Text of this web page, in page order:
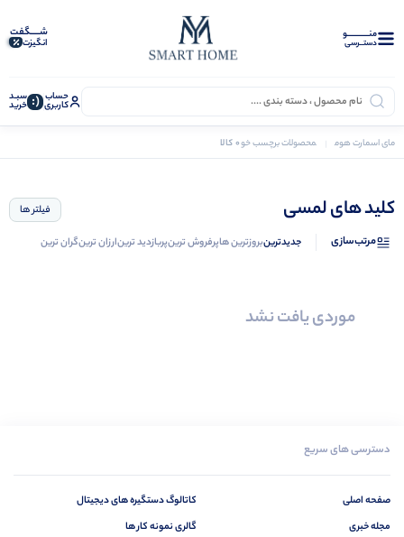
منــــــــــــو
دستــرسی
شـــــگفت
انگیزت
حساب
کاربری (: سبـد
خرید
مای اسمارت هوم محصولات برچسب خورده “کلید های لمسی”
0 کالا
کلید های لمسی فیلتر ها
مرتب‌سازی جدیدترینبروزترین هاپرفروش ترینپربازدید ترینارزان ترینگران ترین
موردی یافت نشد
دسترسی های سریع
صفحه اصلی
مجله خبری
کاتالوگ دستگیره های دیجیتال
گالری نمونه کار ها